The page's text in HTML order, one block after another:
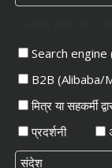
Search engine
B2B (Alibaba/
मित्र या सहकर्मी
प्रदर्शनी